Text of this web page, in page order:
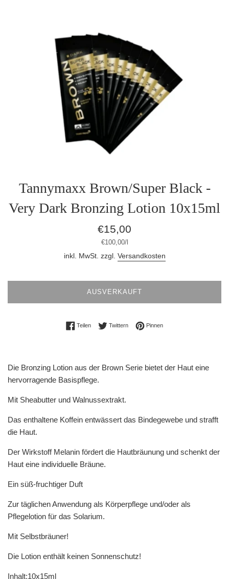
Tannymaxx Brown/Super Black -
Very Dark Bronzing Lotion 10x15ml
Normaler
Preis
€15,00
Stückpreis
€100,00/pro
l
inkl. MwSt. zzgl. Versandkosten
AUSVERKAUFT
TeilenAuf Facebook teilen
TwitternAuf Twitter twittern
PinnenAuf Pinterest pinnen
Die Bronzing Lotion aus der Brown Serie bietet der Haut eine
hervorragende Basispflege.
Mit Sheabutter und Walnussextrakt.
Das enthaltene Koffein entwässert das Bindegewebe und strafft
die Haut.
Der Wirkstoff Melanin fördert die Hautbräunung und schenkt der
Haut eine individuelle Bräune.
Ein süß-fruchtiger Duft
Zur täglichen Anwendung als Körperpflege und/oder als
Pflegelotion für das Solarium.
Mit Selbstbräuner!
Die Lotion enthält keinen Sonnenschutz!
Inhalt:10x15ml